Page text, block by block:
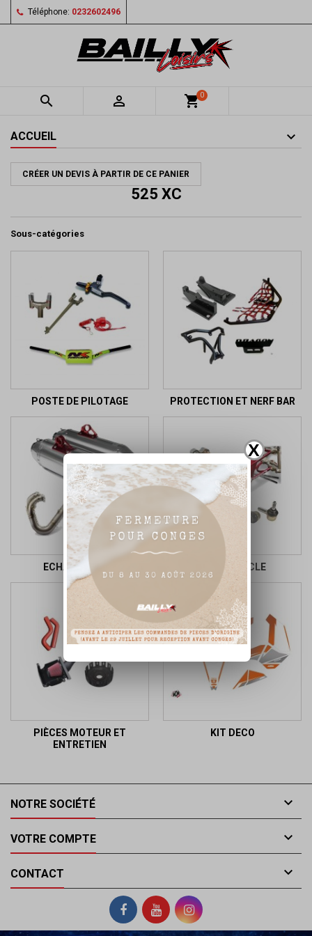
X
Téléphone: 0232602496
  shopping_cart0
ACCUEIL
CRÉER UN DEVIS À PARTIR DE CE PANIER
525 XC
Sous-catégories
POSTE DE PILOTAGE PROTECTION ET NERF BAR
ECHAPPEMENT PARTIE CYCLE
PIÈCES MOTEUR ET
ENTRETIEN
KIT DECO
NOTRE SOCIÉTÉ 
VOTRE COMPTE 
CONTACT 